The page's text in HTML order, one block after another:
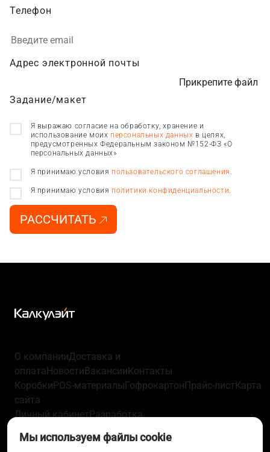
Телефон
Адрес электронной почты
Задание/макет
Прикрепите файл
Я выражаю согласие на обработку, хранение и
использование моих персональных данных в целях,
предусмотренных Федеральным законом №152-ФЗ «О
персональных данных»
Я принимаю условия пользовательского соглашения
Я принимаю условия политики конфиденциальности
РАССЧИТАТЬ
О компанииДоставка и
оплатаНовостиВакансииКонтакты
КоробкиPOS-материалыГофрокартонПрайс-листКарта
сайта
Личный кабинетРазработка
конфиденциальностиПользовательское
Мы используем файлы cookie